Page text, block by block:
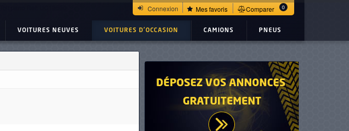
Connexion Mes favoris Comparer 0
VOITURES NEUVES VOITURES D'OCCASION CAMIONS PNEUS